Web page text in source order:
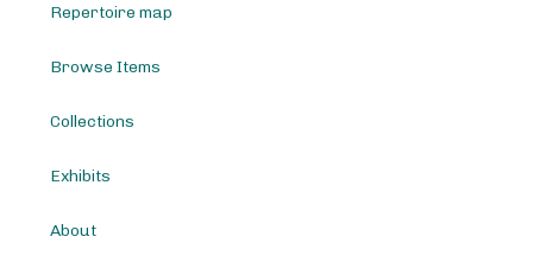
Repertoire map
Browse Items
Collections
Exhibits
About